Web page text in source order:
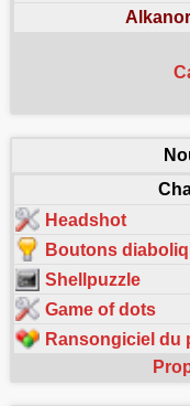
Alkanor
Headshot
Boutons
Shellpuzzle
Game of dots
Ransongiciel du